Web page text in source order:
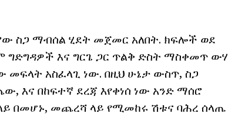
ስጋ ማብሰል ሂደት መጀመር አለበት. ክፍሎች ወደ
ግድግዳዎች እና ግርጌ ጋር ጥልቅ ድስት ማስቀመጥ ውሃ
መፍላት አስፈላጊ ነው. በዚህ ሁኔታ ውስጥ, ስጋ
እና በከፍተኛ ደረጃ እየቀነሰ ነው አንድ ማሰሮ
በመሆኑ, መጨረሻ ላይ የሚመከሩ ሽቱና ባሕረ ሰላጤ